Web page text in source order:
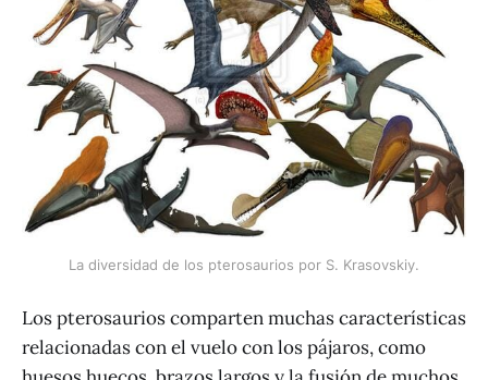
La diversidad de los pterosaurios por S. Krasovskiy.
Los pterosaurios comparten muchas características
relacionadas con el vuelo con los pájaros, como